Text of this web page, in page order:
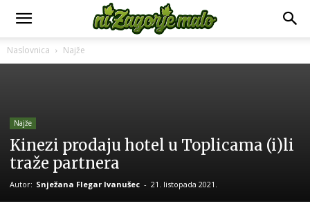
Naslovnica Najže
Najže
Kinezi prodaju hotel u Toplicama (i)li
traže partnera
Autor: Snježana Flegar Ivanušec - 21. listopada 2021.